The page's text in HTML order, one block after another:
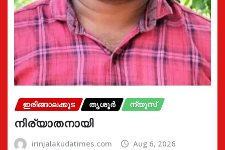
ഇരിങ്ങാലക്കുട തൃശൂർ ന്യൂസ്
നിര്യാതനായി
irinjalakudatimes.com Aug 6, 2026